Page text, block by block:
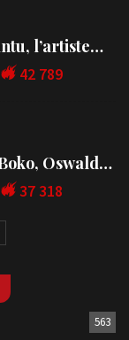
l’artiste…
42 789
Oswald…
37 318
563